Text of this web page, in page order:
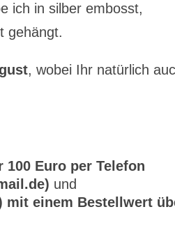
ich in silber embosst,
gehängt.
, wobei Ihr natürlich
Euro per Telefon
und
mit einem Bestellwert